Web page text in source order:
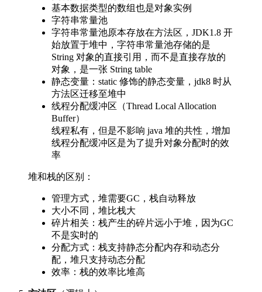
基本数据类型的数组也是对象实例
字符串常量池
字符串常量池原本存放在方法区，JDK1.8 开
始放置于堆中，字符串常量池存储的是
String 对象的直接引用，而不是直接存放的
对象，是一张 String table
静态变量：static 修饰的静态变量，jdk8 时从
方法区迁移至堆中
线程分配缓冲区（Thread Local Allocation
Buffer）
线程私有，但是不影响 java 堆的共性，增加
线程分配缓冲区是为了提升对象分配时的效
率
堆和栈的区别：
管理方式，堆需要GC，栈自动释放
大小不同，堆比栈大
碎片相关：栈产生的碎片远小于堆，因为GC
不是实时的
分配方式：栈支持静态分配内存和动态分
配，堆只支持动态分配
效率：栈的效率比堆高